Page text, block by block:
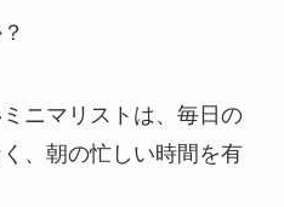
ニマリストは、毎日の
、朝の忙しい時間を有